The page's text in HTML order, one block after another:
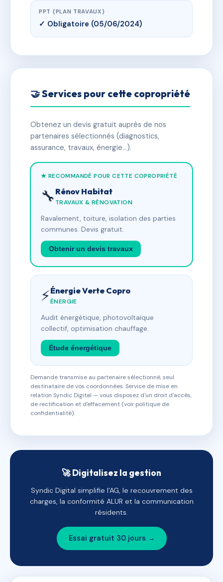
PPT (PLAN TRAVAUX)
✓ Obligatoire (05/06/2024)
🤝 Services pour cette copropriété
Obtenez un devis gratuit auprès de nos
partenaires sélectionnés (diagnostics,
assurance, travaux, énergie…).
★ RECOMMANDÉ POUR CETTE COPROPRIÉTÉ
🔧 Rénov Habitat
TRAVAUX & RÉNOVATION
Ravalement, toiture, isolation des parties
communes. Devis gratuit.
Obtenir un devis travaux
⚡Énergie Verte Copro
ÉNERGIE
Audit énergétique, photovoltaïque
collectif, optimisation chauffage.
Étude énergétique
Demande transmise au partenaire sélectionné, seul
destinataire de vos coordonnées. Service de mise en
relation Syndic Digital — vous disposez d'un droit d'accès,
de rectification et d'effacement (voir politique de
confidentialité).
🚀 Digitalisez la gestion
Syndic Digital simplifie l'AG, le recouvrement des
charges, la conformité ALUR et la communication
résidents.
Essai gratuit 30 jours →